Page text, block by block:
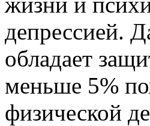
депрессией.
обладает
меньше 5%
физической